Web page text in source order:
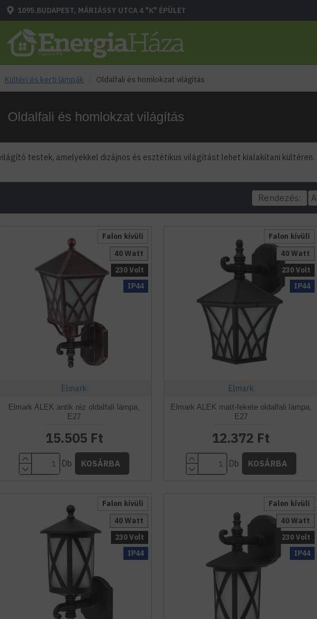
1095.BUDAPEST, MÁRIÁSSY UTCA 4 "K" ÉPÜLET
Kültéri és kerti lámpák Oldalfali és homlokzat világítás
Oldalfali és homlokzat világítás
testek, amelyekkel dizájnos és esztétikus világítást lehet kialakítani kültéren.
Rendezés:
Falon kívüli
40 Watt
230 Volt
IP44
Elmark
Elmark ALEK antik réz oldalfali lámpa,
E27
15.505 Ft
Db KOSÁRBA
Falon kívüli
40 Watt
230 Volt
IP44
Elmark
Elmark ALEK matt-fekete oldalfali lámpa,
E27
12.372 Ft
Db KOSÁRBA
Falon kívüli
40 Watt
230 Volt
IP44
Falon kívüli
40 Watt
230 Volt
IP44